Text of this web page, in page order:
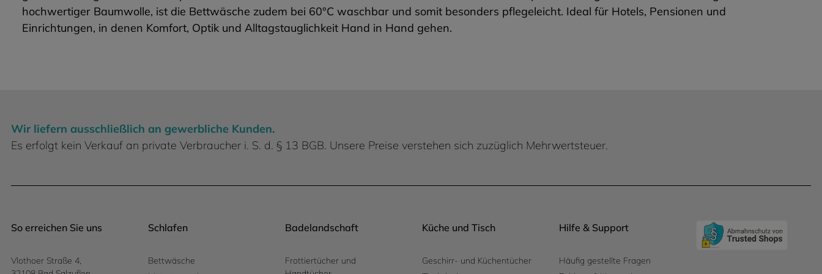
hochwertiger Baumwolle, ist die Bettwäsche zudem bei 60°C waschbar und somit besonders pflegeleicht. Ideal für Hotels, Pensionen und
Einrichtungen, in denen Komfort, Optik und Alltagstauglichkeit Hand in Hand gehen.
Wir liefern ausschließlich an gewerbliche Kunden.
Es erfolgt kein Verkauf an private Verbraucher i. S. d. § 13 BGB. Unsere Preise verstehen sich zuzüglich Mehrwertsteuer.
So erreichen Sie uns
Vlothoer Straße 4,
Schlafen
Bettwäsche
Badelandschaft
Frottiertücher und
Küche und Tisch
Geschirr- und Küchentücher
Hilfe & Support
Häufig gestellte Fragen